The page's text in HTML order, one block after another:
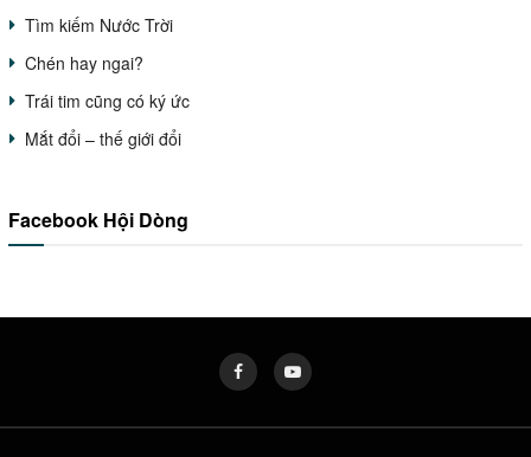
Tìm kiếm Nước Trời
Chén hay ngai?
Trái tim cũng có ký ức
Mắt đổi – thế giới đổi
Facebook Hội Dòng